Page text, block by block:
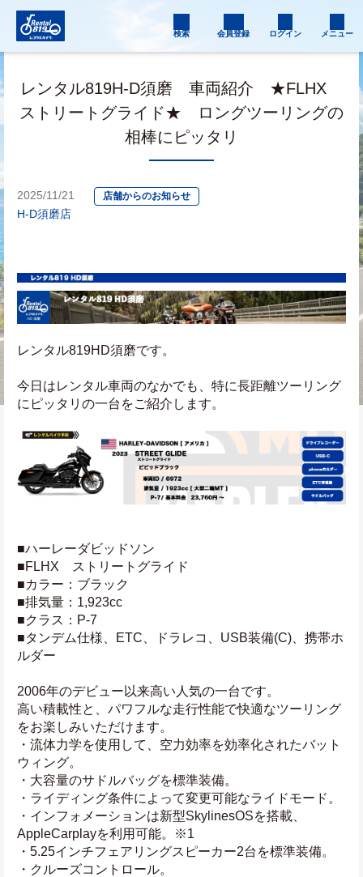
検索 会員登録 ログイン メニュー
レンタル819H-D須磨 車両紹介 ★FLHX
ストリートグライド★ ロングツーリングの
相棒にピッタリ
2025/11/21 店舗からのお知らせ
H-D須磨店
レンタル819HD須磨です。
今日はレンタル車両のなかでも、特に長距離ツーリング
にピッタリの一台をご紹介します。
■ハーレーダビッドソン
■FLHX　ストリートグライド
■カラー：ブラック
■排気量：1,923cc
■クラス：P-7
■タンデム仕様、ETC、ドラレコ、USB装備(C)、携帯ホ
ルダー
2006年のデビュー以来高い人気の一台です。
高い積載性と、パワフルな走行性能で快適なツーリング
をお楽しみいただけます。
・流体力学を使用して、空力効率を効率化されたバット
ウィング。
・大容量のサドルバッグを標準装備。
・ライディング条件によって変更可能なライドモード。
・インフォメーションは新型SkylinesOSを搭載、
AppleCarplayを利用可能。※1
・5.25インチフェアリングスピーカー2台を標準装備。
・クルーズコントロール。